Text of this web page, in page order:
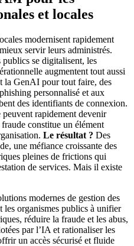
et locales
modernisent rapidement
servir leurs administrés.
publics se digitalisent, les
augmentent tout aussi
la GenAI pour tout faire, des
personnalisé et aux
des identifiants de connexion.
peuvent rapidement devenir
constitue un élément
Le résultat ? Des
une méfiance croissante des
pleines de frictions qui
de services. Mais il existe
modernes de gestion des
les organismes publics à unifier
réduire la fraude et les abus,
par l’IA et rationaliser les
un accès sécurisé et fluide